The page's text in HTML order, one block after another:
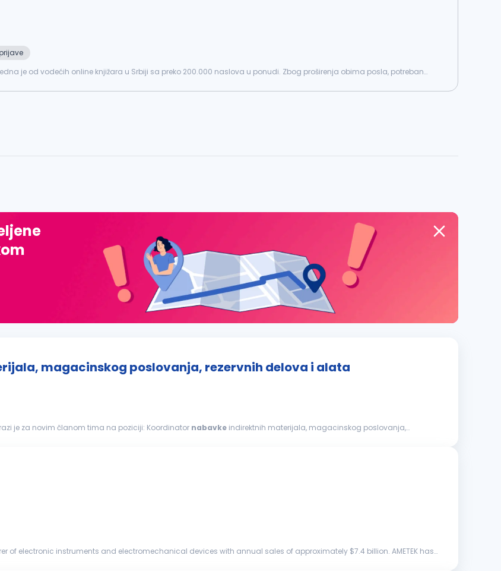
je od vodećih online knjižara u Srbiji sa preko 200.000 naslova u ponudi. Zbog proširenja obima posla, potreban
magacinskog poslovanja, rezervnih delova i alata
je za novim članom tima na poziciji: Koordinator nabavke indirektnih materijala, magacinskog poslovanja,
of electronic instruments and electromechanical devices with annual sales of approximately $7.4 billion. AMETEK has